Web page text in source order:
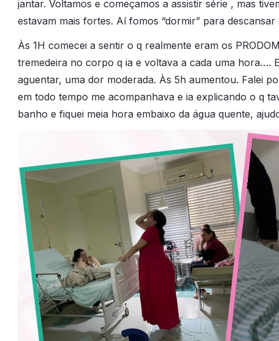
jantar. Voltamos e começamos a assistir série , mas
estavam mais fortes. Aí fomos “dormir” para descansar
Às 1H comecei a sentir o q realmente eram os
tremedeira no corpo q ia e voltava a cada uma hora….
aguentar, uma dor moderada. Às 5h aumentou. Falei
em todo tempo me acompanhava e ia explicando o q
banho e fiquei meia hora embaixo da água quente,